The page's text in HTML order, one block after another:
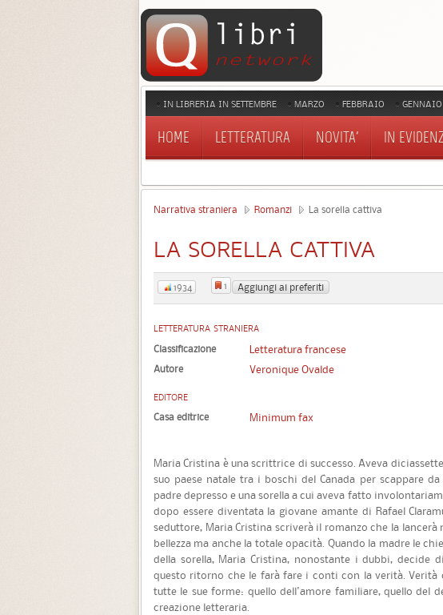
IN LIBRERIA IN SETTEMBRE MARZO FEBBRAIO GENNAIO
HOME LETTERATURA NOVITA' IN
Narrativa straniera Romanzi La sorella cattiva
LA SORELLA CATTIVA
1934 1 Aggiungi ai preferiti
LETTERATURA STRANIERA
Classificazione Letteratura francese
Autore Veronique Ovalde
EDITORE
Casa editrice Minimum fax
Maria Cristina è una scrittrice di successo. Aveva
suo paese natale tra i boschi del Canada per scappare da
padre depresso e una sorella a cui aveva fatto
dopo essere diventata la giovane amante di Rafael
seduttore, Maria Cristina scriverà il romanzo che la
bellezza ma anche la totale opacità. Quando la madre le
della sorella, Maria Cristina, nonostante i dubbi,
questo ritorno che le farà fare i conti con la verità. Verità
tutte le sue forme: quello dell'amore familiare, quello del
creazione letteraria.